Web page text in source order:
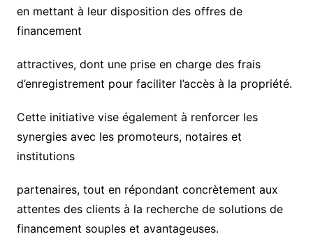
en mettant à leur disposition des offres de
financement
attractives, dont une prise en charge des frais
d’enregistrement pour faciliter l’accès à la propriété.
Cette initiative vise également à renforcer les
synergies avec les promoteurs, notaires et
institutions
partenaires, tout en répondant concrètement aux
attentes des clients à la recherche de solutions de
financement souples et avantageuses.